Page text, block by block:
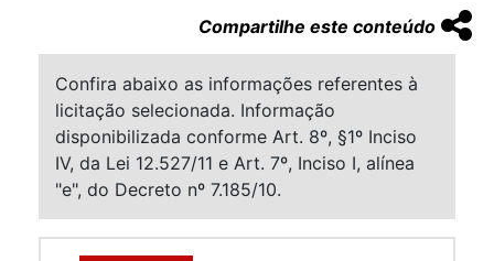
Compartilhe este conteúdo
Confira abaixo as informações referentes à
licitação selecionada. Informação
disponibilizada conforme Art. 8º, §1º Inciso
IV, da Lei 12.527/11 e Art. 7º, Inciso I, alínea
"e", do Decreto nº 7.185/10.